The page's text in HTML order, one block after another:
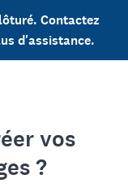
Contactez
d'assistance.
vos
?